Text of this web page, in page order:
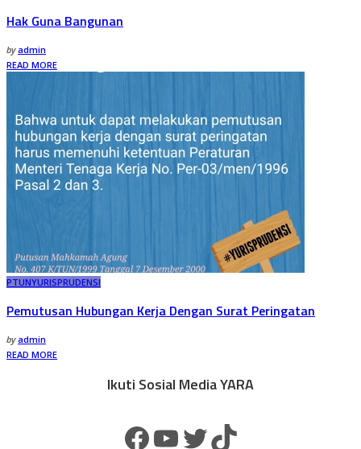
Hak Guna Bangunan
byadmin
READ MORE
PTUNYURISPRUDENSI
Pemutusan Hubungan Kerja Dengan Surat Peringatan
byadmin
READ MORE
Ikuti Sosial Media YARA